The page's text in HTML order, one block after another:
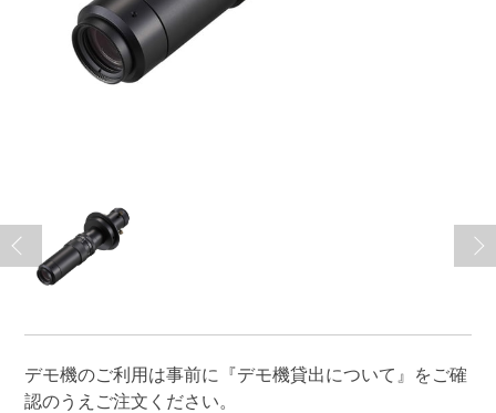
デモ機のご利用は事前に 『デモ機貸出について』
をご確
認のうえご注文ください。